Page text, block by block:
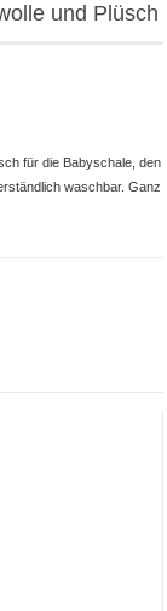
und Plüsch
für die Babyschale, den
waschbar. Ganz